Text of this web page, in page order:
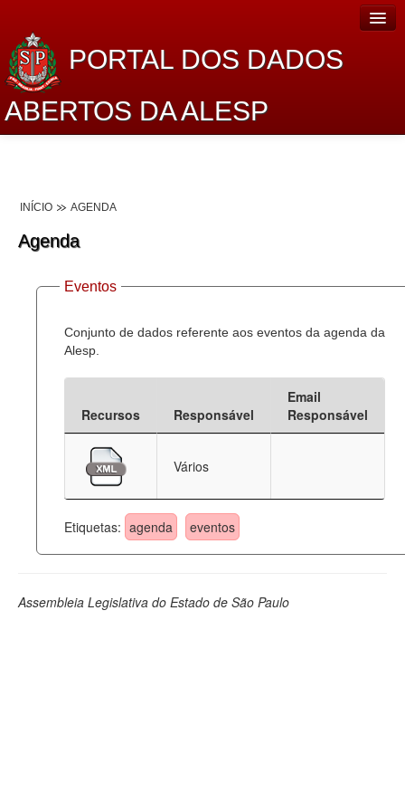
PORTAL DOS DADOS
ABERTOS DA ALESP
Lei de Acesso à Informação
Dados Governamentais Abertos
Planejamento
Catálogo de dados
Deputados Estaduais
Administração
Legislação
INÍCIO AGENDA
Agenda
Eventos
Conjunto de dados referente aos eventos da agenda da
Alesp.
Recursos Responsável
Email
Responsável
Vários
Etiquetas: agenda eventos
Assembleia Legislativa do Estado de São Paulo